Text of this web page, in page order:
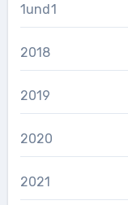
1und1
2018
2019
2020
2021